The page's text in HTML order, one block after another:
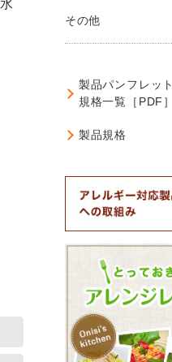
その他
製品パンフレット
規格一覧［PDF］
製品規格